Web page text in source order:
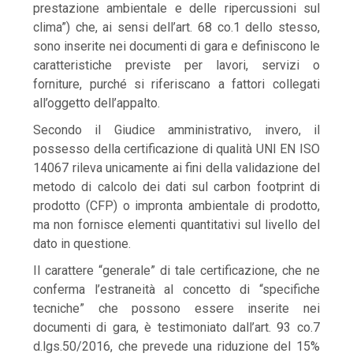
prestazione ambientale e delle ripercussioni sul
clima”) che, ai sensi dell’art. 68 co.1 dello stesso,
sono inserite nei documenti di gara e definiscono le
caratteristiche previste per lavori, servizi o
forniture, purché si riferiscano a fattori collegati
all’oggetto dell’appalto.
Secondo il Giudice amministrativo, invero, il
possesso della certificazione di qualità UNI EN ISO
14067 rileva unicamente ai fini della validazione del
metodo di calcolo dei dati sul carbon footprint di
prodotto (CFP) o impronta ambientale di prodotto,
ma non fornisce elementi quantitativi sul livello del
dato in questione.
Il carattere “generale” di tale certificazione, che ne
conferma l’estraneità al concetto di “specifiche
tecniche” che possono essere inserite nei
documenti di gara, è testimoniato dall’art. 93 co.7
d.lgs.50/2016, che prevede una riduzione del 15%